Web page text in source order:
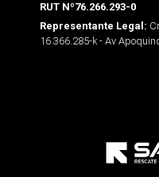
RUT Nº76.266.293-0
Representante Legal:
16.366.285-k - Av